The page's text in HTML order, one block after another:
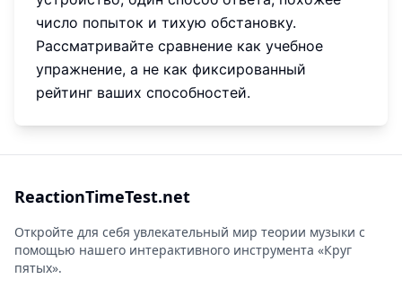
число попыток и тихую обстановку.
Рассматривайте сравнение как учебное
упражнение, а не как фиксированный
рейтинг ваших способностей.
ReactionTimeTest.net
Откройте для себя увлекательный мир теории музыки с
помощью нашего интерактивного инструмента «Круг
пятых».